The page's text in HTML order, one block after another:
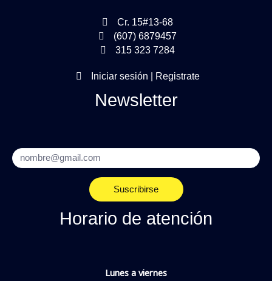
Cr. 15#13-68
(607) 6879457
315 323 7284
Iniciar sesión | Registrate
Newsletter
Email
Suscribirse
Horario de atención
Lunes a viernes